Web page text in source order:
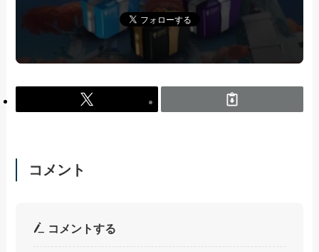
コメント
コメントする